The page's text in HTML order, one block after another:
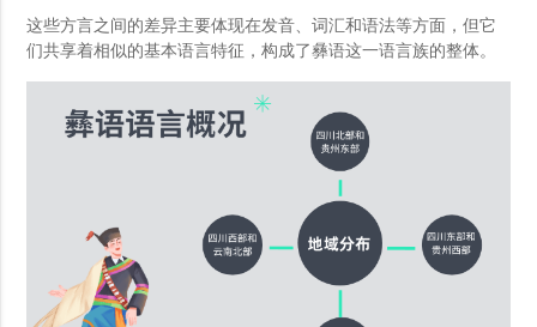
这些方言之间的差异主要体现在发音、词汇和语法等方面，但它
们共享着相似的基本语言特征，构成了彝语这一语言族的整体。